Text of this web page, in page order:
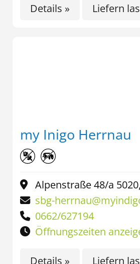
Details » Liefern
my Inigo Herrnau
Alpenstraße 48/a
sbg-
0662/627194
Öffnungszeiten
Details » Liefern